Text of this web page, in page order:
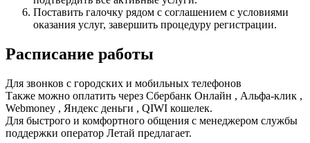
Поставить галочку рядом с соглашением с условиями
оказания услуг, завершить процедуру регистрации.
Расписание работы
Для звонков с городских и мобильных телефонов
Также можно оплатить через Сбербанк Онлайн , Альфа-клик ,
Webmoney , Яндекс деньги , QIWI кошелек.
Для быстрого и комфортного общения с менеджером службы
поддержки оператор Летай предлагает.